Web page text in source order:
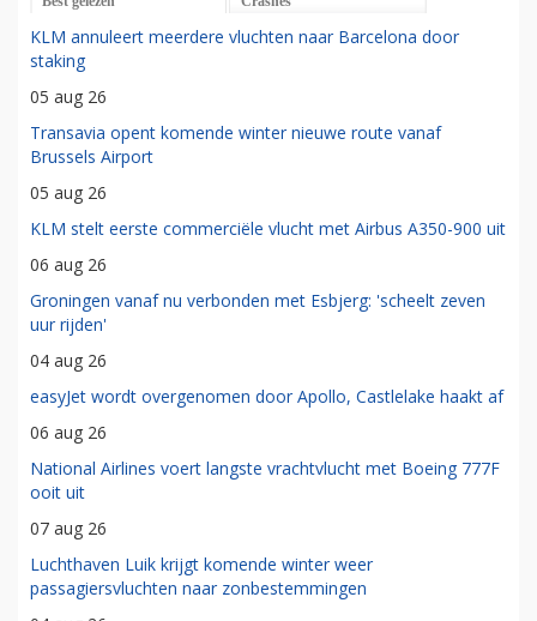
KLM annuleert meerdere vluchten naar Barcelona door
staking
05 aug 26
Transavia opent komende winter nieuwe route vanaf
Brussels Airport
05 aug 26
KLM stelt eerste commerciële vlucht met Airbus A350-900 uit
06 aug 26
Groningen vanaf nu verbonden met Esbjerg: 'scheelt zeven
uur rijden'
04 aug 26
easyJet wordt overgenomen door Apollo, Castlelake haakt af
06 aug 26
National Airlines voert langste vrachtvlucht met Boeing 777F
ooit uit
07 aug 26
Luchthaven Luik krijgt komende winter weer
passagiersvluchten naar zonbestemmingen